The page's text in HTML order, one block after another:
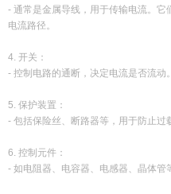
- 通常是金属导线，用于传输电流。
电流路径。
4. 开关：
- 控制电路的通断，决定电流是否流动
5. 保护装置：
- 包括保险丝、断路器等，用于防止过
6. 控制元件：
- 如电阻器、电容器、电感器、晶体管